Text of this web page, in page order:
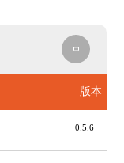
版本
0.5.6